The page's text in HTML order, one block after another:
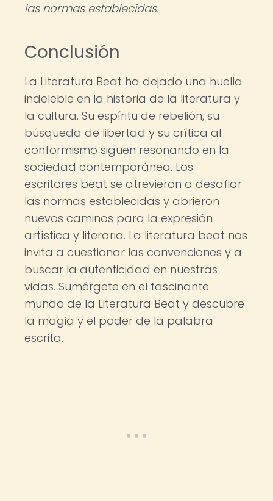
las normas establecidas.
Conclusión
La Literatura Beat ha dejado una huella
indeleble en la historia de la literatura y
la cultura. Su espíritu de rebelión, su
búsqueda de libertad y su crítica al
conformismo siguen resonando en la
sociedad contemporánea. Los
escritores beat se atrevieron a desafiar
las normas establecidas y abrieron
nuevos caminos para la expresión
artística y literaria. La literatura beat nos
invita a cuestionar las convenciones y a
buscar la autenticidad en nuestras
vidas. Sumérgete en el fascinante
mundo de la Literatura Beat y descubre
la magia y el poder de la palabra
escrita.